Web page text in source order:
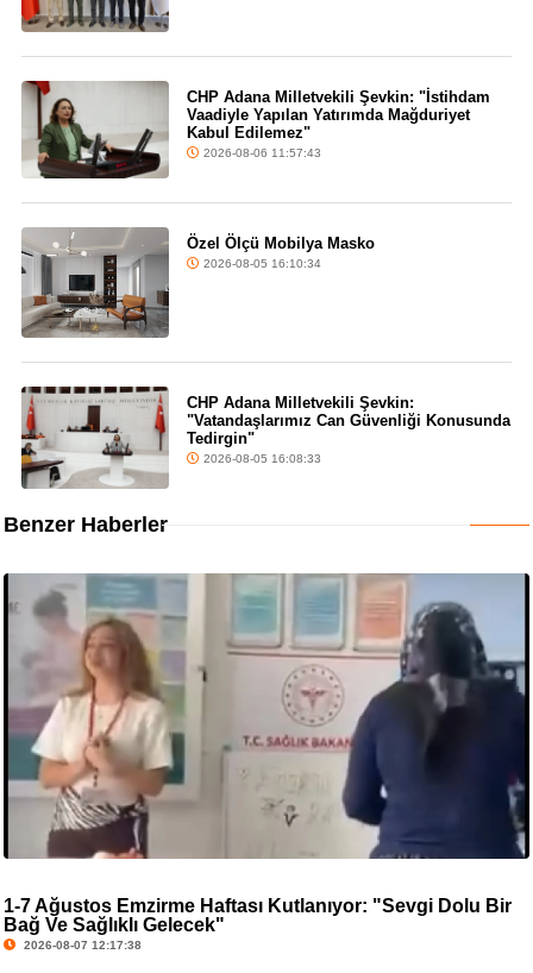
CHP Adana Milletvekili Şevkin: "İstihdam
Vaadiyle Yapılan Yatırımda Mağduriyet
Kabul Edilemez"
2026-08-06 11:57:43
Özel Ölçü Mobilya Masko
2026-08-05 16:10:34
CHP Adana Milletvekili Şevkin:
"Vatandaşlarımız Can Güvenliği Konusunda
Tedirgin"
2026-08-05 16:08:33
Benzer Haberler
1-7 Ağustos Emzirme Haftası Kutlanıyor: "Sevgi Dolu Bir
Bağ Ve Sağlıklı Gelecek"
2026-08-07 12:17:38